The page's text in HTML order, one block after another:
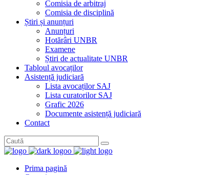
Comisia de arbitraj
Comisia de disciplină
Știri și anunțuri
Anunțuri
Hotărâri UNBR
Examene
Știri de actualitate UNBR
Tabloul avocaților
Asistență judiciară
Lista avocaților SAJ
Lista curatorilor SAJ
Grafic 2026
Documente asistență judiciară
Contact
Prima pagină